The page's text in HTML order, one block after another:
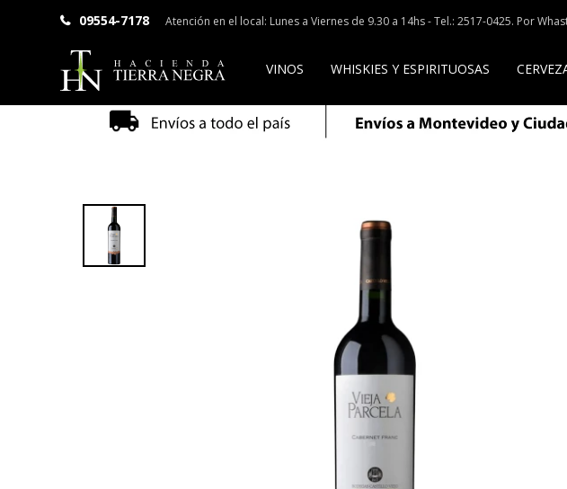
VINOS WHISKIES Y ESPIRITUOSAS
09554-7178 Atención en el local: Lunes a Viernes de 9.30 a 14hs - Tel.: 2517-0425. Por